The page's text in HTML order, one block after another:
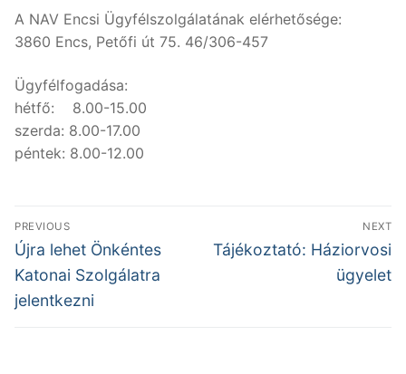
A NAV Encsi Ügyfélszolgálatának elérhetősége:
3860 Encs, Petőfi út 75. 46/306-457
Ügyfélfogadása:
hétfő: 8.00-15.00
szerda: 8.00-17.00
péntek: 8.00-12.00
Bejegyzés
navigáció
PREVIOUS
Previous
post:
Újra lehet Önkéntes
Katonai Szolgálatra
jelentkezni
NEXT
Next
Tájékoztató: Háziorvosi
ügyelet